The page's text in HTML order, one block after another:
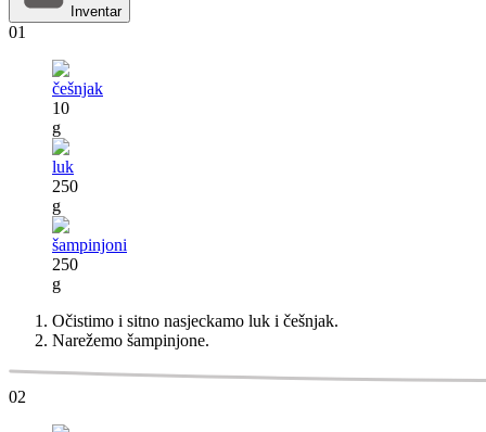
Inventar
01
češnjak
10
g
luk
250
g
šampinjoni
250
g
Očistimo i sitno nasjeckamo luk i češnjak.
Narežemo šampinjone.
02